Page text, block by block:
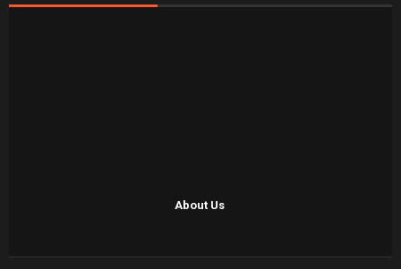
About Us